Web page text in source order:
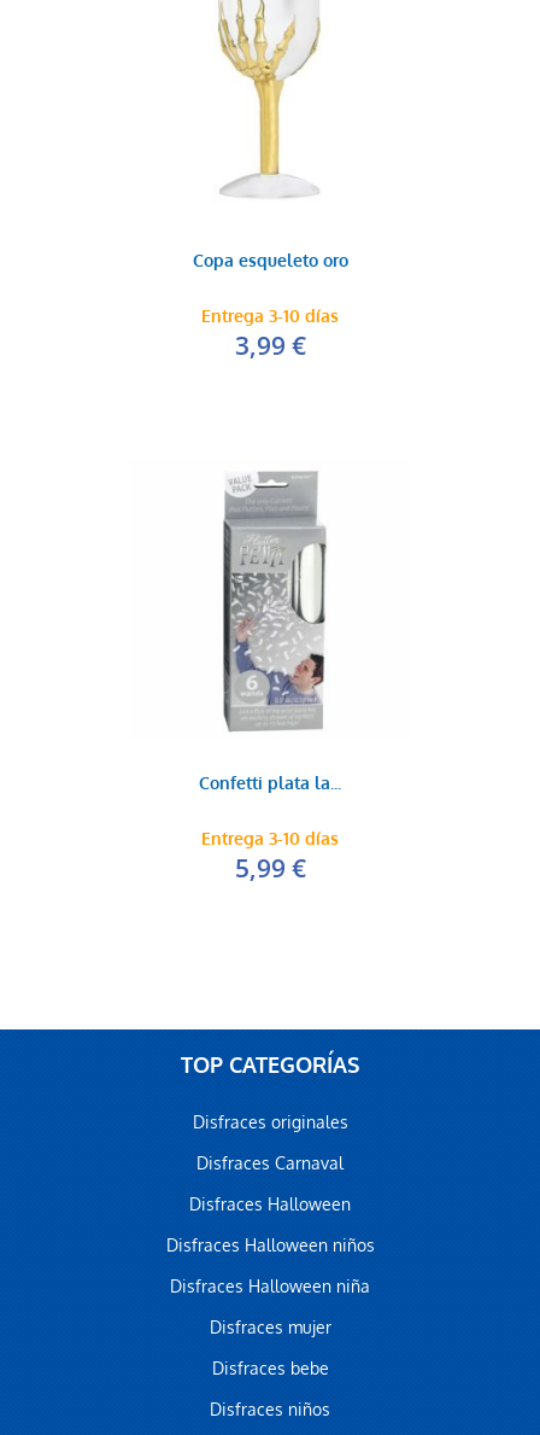
Copa esqueleto oro
Entrega 3-10 días
3,99 €
Confetti plata la...
Entrega 3-10 días
5,99 €
TOP CATEGORÍAS
Disfraces originales
Disfraces Carnaval
Disfraces Halloween
Disfraces Halloween niños
Disfraces Halloween niña
Disfraces mujer
Disfraces bebe
Disfraces niños